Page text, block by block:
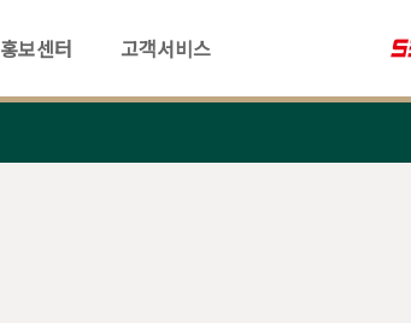
홍보센터 고객서비스